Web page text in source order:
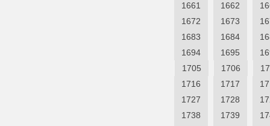
1661
1662
1672
1673
1683
1684
1694
1695
1705
1706
1716
1717
1727
1728
1738
1739